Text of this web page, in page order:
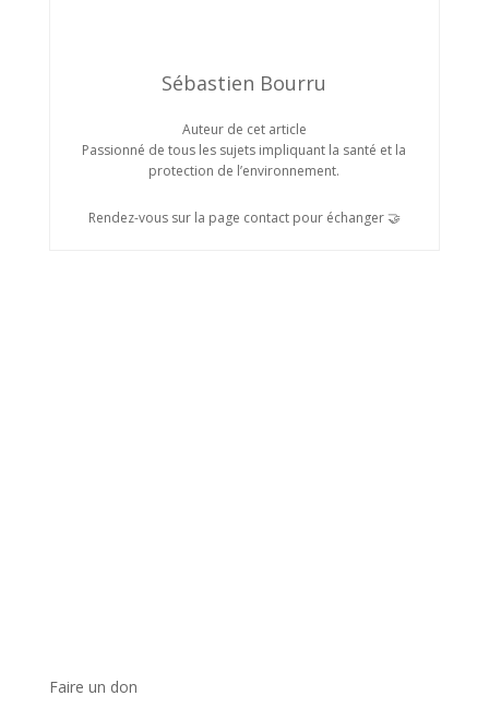
Sébastien Bourru
Auteur de cet article
Passionné de tous les sujets impliquant la santé et la
protection de l’environnement.
Rendez-vous sur la page contact pour échanger 🤝
Faire un don